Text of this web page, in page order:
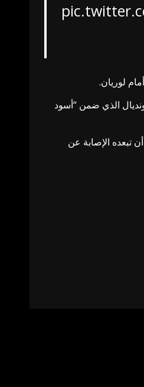
لوريان.
البحرين يوم 9 أكتوبر، ثم مواجهة الكونغو يوم 14 ضمن التصفيات المؤهلة لكأس العالم 2026، وهو المونديال الذي ضمن “أسود
أيضا في الإنجاز التاريخي ببلوغ نصف نهائي كأس العالم 2022 في قطر، قبل أن تبعده الإصابة عن